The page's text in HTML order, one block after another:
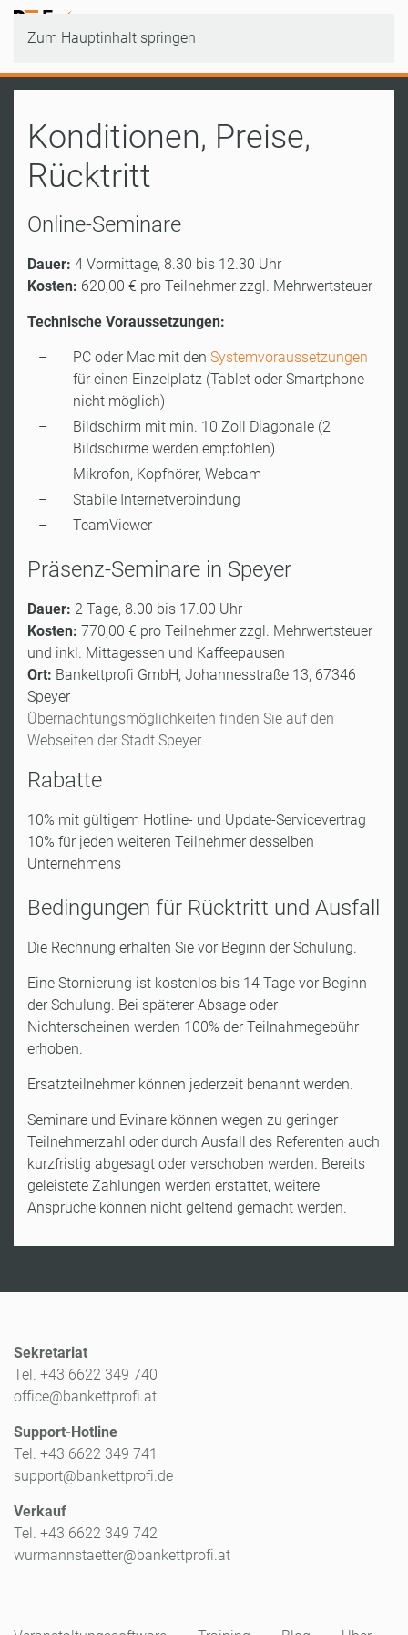
Zum Hauptinhalt springen
Konditionen, Preise,
Rücktritt
Online-Seminare
Dauer: 4 Vormittage, 8.30 bis 12.30 Uhr
Kosten: 620,00 € pro Teilnehmer zzgl. Mehrwertsteuer
Technische Voraussetzungen:
PC oder Mac mit den Systemvoraussetzungen
für einen Einzelplatz (Tablet oder Smartphone
nicht möglich)
Bildschirm mit min. 10 Zoll Diagonale (2
Bildschirme werden empfohlen)
Mikrofon, Kopfhörer, Webcam
Stabile Internetverbindung
TeamViewer
Präsenz-Seminare in Speyer
Dauer: 2 Tage, 8.00 bis 17.00 Uhr
Kosten: 770,00 € pro Teilnehmer zzgl. Mehrwertsteuer
und inkl. Mittagessen und Kaffeepausen
Ort: Bankettprofi GmbH, Johannesstraße 13, 67346
Speyer
Übernachtungsmöglichkeiten finden Sie auf den
Webseiten der Stadt Speyer.
Rabatte
10% mit gültigem Hotline- und Update-Servicevertrag
10% für jeden weiteren Teilnehmer desselben
Unternehmens
Bedingungen für Rücktritt und Ausfall
Die Rechnung erhalten Sie vor Beginn der Schulung.
Eine Stornierung ist kostenlos bis 14 Tage vor Beginn
der Schulung. Bei späterer Absage oder
Nichterscheinen werden 100% der Teilnahmegebühr
erhoben.
Ersatzteilnehmer können jederzeit benannt werden.
Seminare und Evinare können wegen zu geringer
Teilnehmerzahl oder durch Ausfall des Referenten auch
kurzfristig abgesagt oder verschoben werden. Bereits
geleistete Zahlungen werden erstattet, weitere
Ansprüche können nicht geltend gemacht werden.
Sekretariat
Tel. +43 6622 349 740
office@bankettprofi.at
Support-Hotline
Tel. +43 6622 349 741
support@bankettprofi.de
Verkauf
Tel. +43 6622 349 742
wurmannstaetter@bankettprofi.at